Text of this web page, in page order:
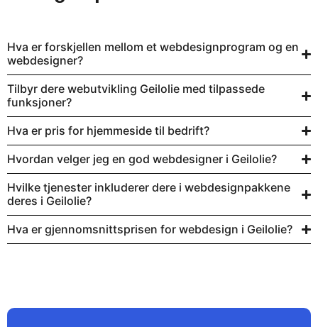
Hva er forskjellen mellom et webdesignprogram og en
webdesigner?
Tilbyr dere webutvikling Geilolie med tilpassede
funksjoner?
Hva er pris for hjemmeside til bedrift?
Hvordan velger jeg en god webdesigner i Geilolie?
Hvilke tjenester inkluderer dere i webdesignpakkene
deres i Geilolie?
Hva er gjennomsnittsprisen for webdesign i Geilolie?